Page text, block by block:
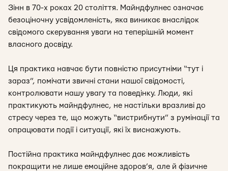
Зінн в 70-х роках 20 століття. Майндфулнес означає
безоціночну усвідомленість, яка виникає внаслідок
свідомого скерування уваги на теперішній момент
власного досвіду.
Ця практика навчає бути повністю присутніми “тут і
зараз”, помічати звичні стани нашої свідомості,
контролювати нашу увагу та поведінку. Люди, які
практикують майндфулнес, не настільки вразливі до
стресу через те, що можуть “вистрибнути” з румінації та
опрацювати події і ситуації, які їх виснажують.
Постійна практика майндфулнес дає можливість
покращити не лише емоційне здоров’я, але й фізичне